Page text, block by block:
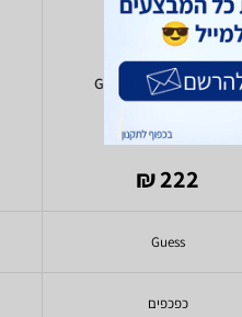
Guess Aleka wgALEKA-
IVO01
222 ₪
Guess
כפכפים